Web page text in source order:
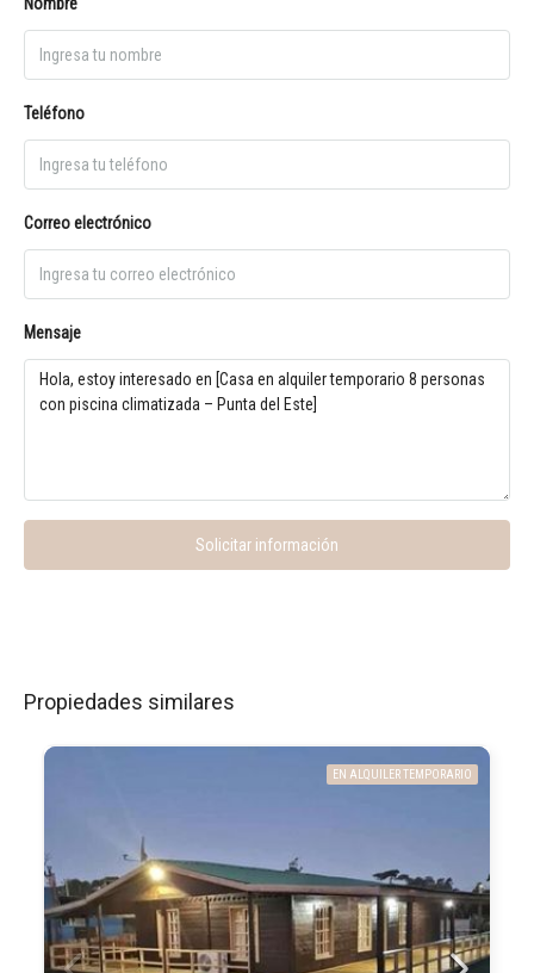
Teléfono
Correo electrónico
Mensaje
Solicitar información
Propiedades similares
EN ALQUILER TEMPORARIO